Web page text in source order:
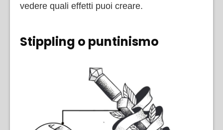
vedere quali effetti puoi creare.
Stippling o puntinismo